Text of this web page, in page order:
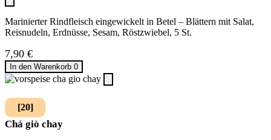
Marinierter Rindfleisch eingewickelt in Betel – Blättern mit Salat,
Reisnudeln, Erdnüsse, Sesam, Röstzwiebel, 5 St.
7,90 €
In den Warenkorb 0
[20]
Chả giò chay